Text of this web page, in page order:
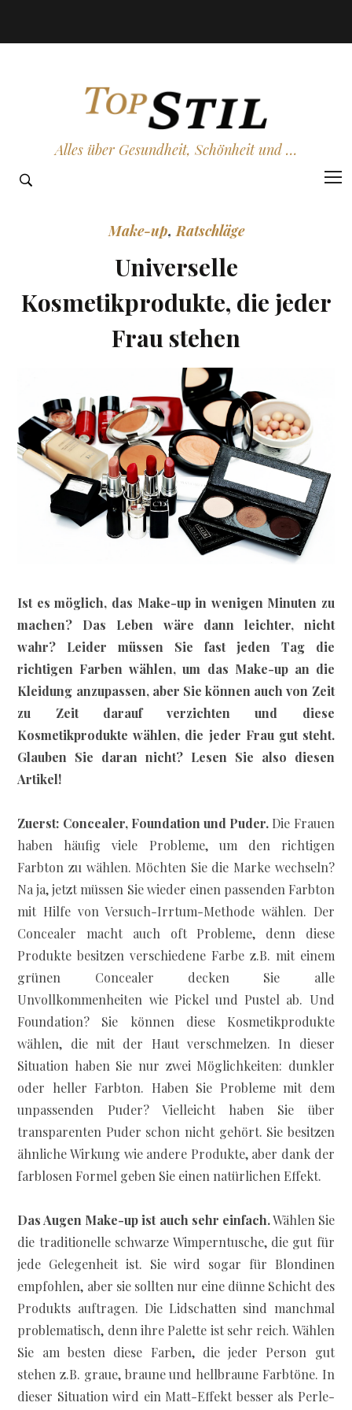
Alles über Gesundheit, Schönheit und …
Make-up,Ratschläge
Universelle
Kosmetikprodukte, die jeder
Frau stehen
Ist es möglich, das Make-up in wenigen Minuten zu
machen? Das Leben wäre dann leichter, nicht
wahr? Leider müssen Sie fast jeden Tag die
richtigen Farben wählen, um das Make-up an die
Kleidung anzupassen, aber Sie können auch von Zeit
zu Zeit darauf verzichten und diese
Kosmetikprodukte wählen, die jeder Frau gut steht.
Glauben Sie daran nicht? Lesen Sie also diesen
Artikel!
Zuerst: Concealer, Foundation und Puder. Die Frauen
haben häufig viele Probleme, um den richtigen
Farbton zu wählen. Möchten Sie die Marke wechseln?
Na ja, jetzt müssen Sie wieder einen passenden Farbton
mit Hilfe von Versuch-Irrtum-Methode wählen. Der
Concealer macht auch oft Probleme, denn diese
Produkte besitzen verschiedene Farbe z.B. mit einem
grünen Concealer decken Sie alle
Unvollkommenheiten wie Pickel und Pustel ab. Und
Foundation? Sie können diese Kosmetikprodukte
wählen, die mit der Haut verschmelzen. In dieser
Situation haben Sie nur zwei Möglichkeiten: dunkler
oder heller Farbton. Haben Sie Probleme mit dem
unpassenden Puder? Vielleicht haben Sie über
transparenten Puder schon nicht gehört. Sie besitzen
ähnliche Wirkung wie andere Produkte, aber dank der
farblosen Formel geben Sie einen natürlichen Effekt.
Das Augen Make-up ist auch sehr einfach.Wählen Sie
die traditionelle schwarze Wimperntusche, die gut für
jede Gelegenheit ist. Sie wird sogar für Blondinen
empfohlen, aber sie sollten nur eine dünne Schicht des
Produkts auftragen. Die Lidschatten sind manchmal
problematisch, denn ihre Palette ist sehr reich. Wählen
Sie am besten diese Farben, die jeder Person gut
stehen z.B. graue, braune und hellbraune Farbtöne. In
dieser Situation wird ein Matt-Effekt besser als Perle-